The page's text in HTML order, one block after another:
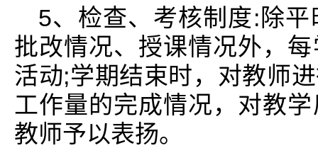
5、检查、考核制度:除
批改情况、授课情况外，
活动;学期结束时，对教师
工作量的完成情况，对教
教师予以表扬。